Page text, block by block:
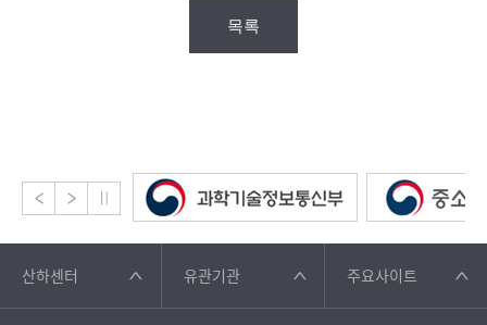
목록
산하센터 유관기관 주요사이트